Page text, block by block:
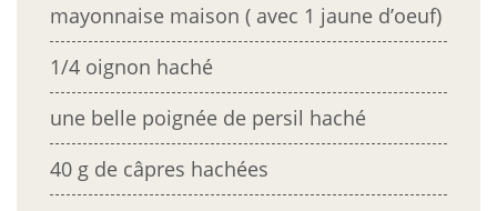
mayonnaise maison ( avec 1 jaune d’oeuf)
1/4 oignon haché
une belle poignée de persil haché
40 g de câpres hachées